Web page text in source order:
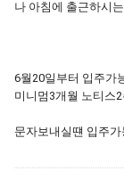
나 아침에 출근하시
6월20일부터 입주가
미니멈3개월 노티스2
문자보내실떈 입주